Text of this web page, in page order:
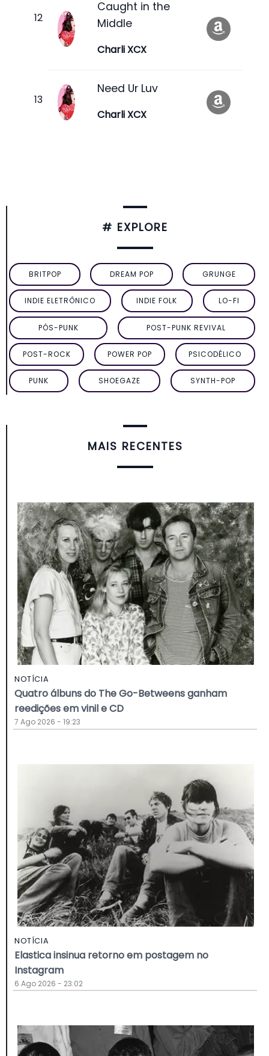
Caught in the
Middle
Charli XCX
Need Ur Luv
Charli XCX
# EXPLORE
BRITPOP DREAM POP GRUNGE
INDIE ELETRÔNICO INDIE FOLK LO-FI
PÓS-PUNK POST-PUNK REVIVAL
POST-ROCK POWER POP PSICODÉLICO
PUNK SHOEGAZE SYNTH-POP
MAIS RECENTES
NOTÍCIA
Quatro álbuns do The Go-Betweens ganham
reedições em vinil e CD
7 Ago 2026 - 19:23
NOTÍCIA
Elastica insinua retorno em postagem no
Instagram
6 Ago 2026 - 23:02